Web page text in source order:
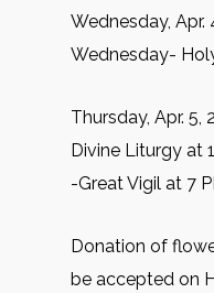
Wednesday, Apr.
Wednesday-
Thursday, Apr.
Divine Liturgy at
-Great Vigil at 7
Donation of
be accepted on